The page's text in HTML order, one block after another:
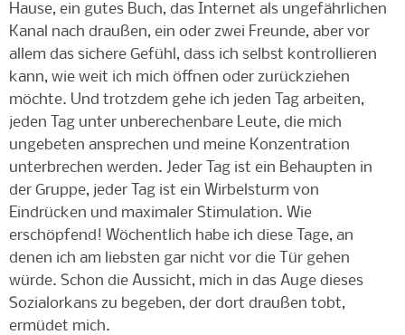
Hause, ein gutes Buch, das Internet als ungefährlichen
Kanal nach draußen, ein oder zwei Freunde, aber vor
allem das sichere Gefühl, dass ich selbst kontrollieren
kann, wie weit ich mich öffnen oder zurückziehen
möchte. Und trotzdem gehe ich jeden Tag arbeiten,
jeden Tag unter unberechenbare Leute, die mich
ungebeten ansprechen und meine Konzentration
unterbrechen werden. Jeder Tag ist ein Behaupten in
der Gruppe, jeder Tag ist ein Wirbelsturm von
Eindrücken und maximaler Stimulation. Wie
erschöpfend! Wöchentlich habe ich diese Tage, an
denen ich am liebsten gar nicht vor die Tür gehen
würde. Schon die Aussicht, mich in das Auge dieses
Sozialorkans zu begeben, der dort draußen tobt,
ermüdet mich.